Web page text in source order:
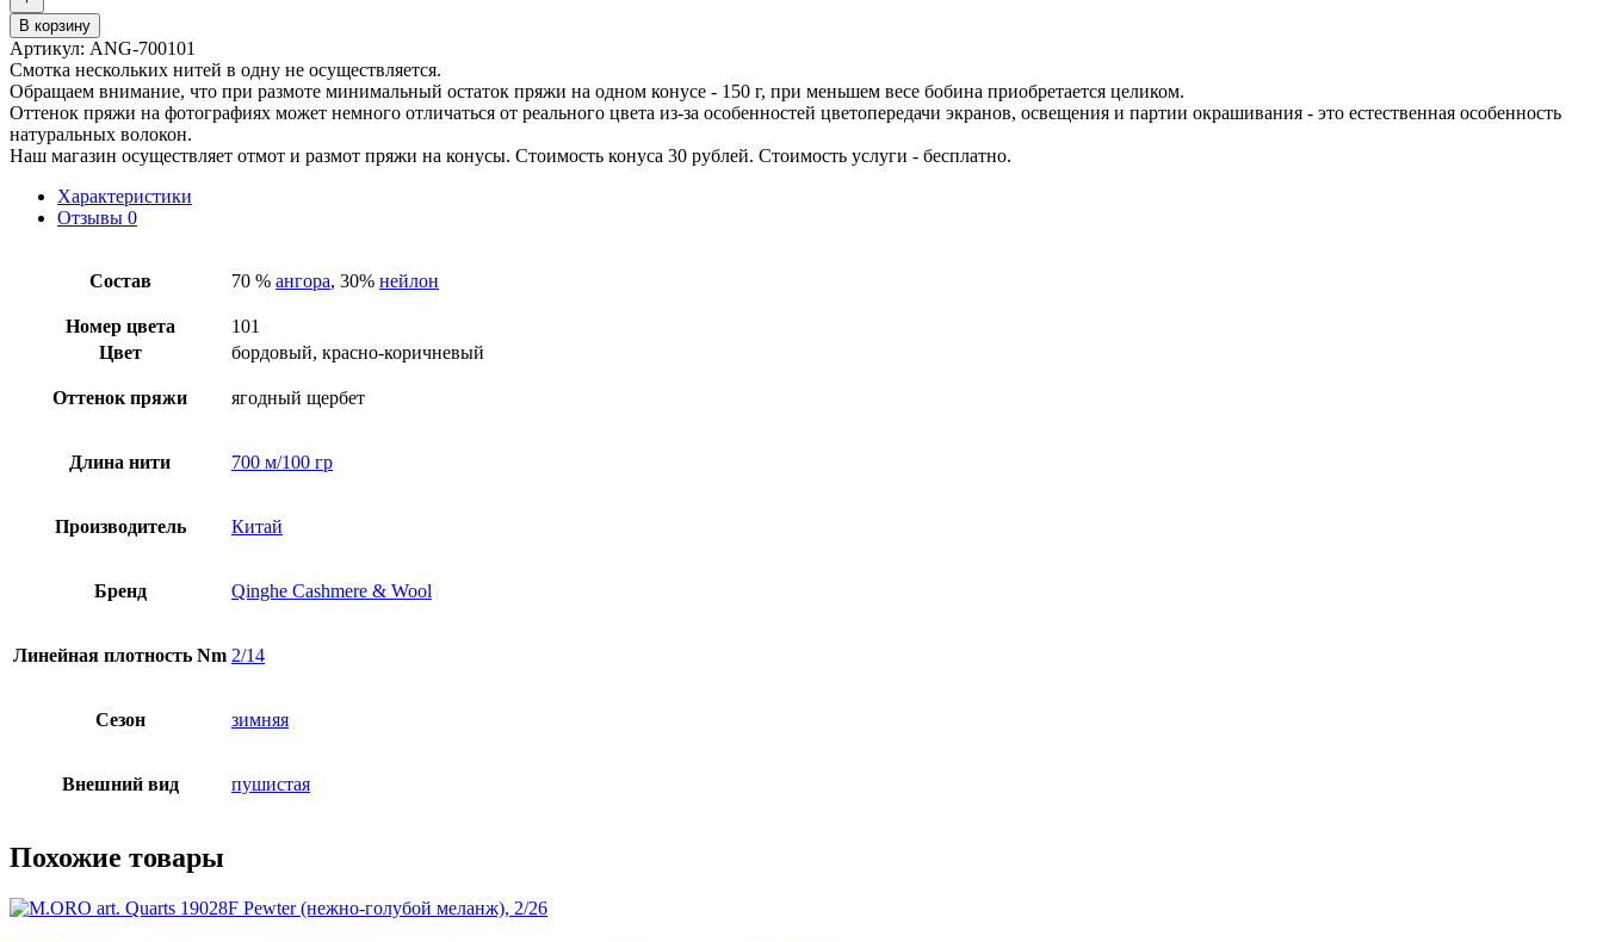
Ангора
70,101
ягодный
щербет,
2/14
В корзину
Артикул: ANG-700101
Смотка нескольких нитей в одну не осуществляется.
Обращаем внимание, что при размоте минимальный остаток пряжи на одном конусе - 150 г, при меньшем весе бобина приобретается целиком.
Оттенок пряжи на фотографиях может немного отличаться от реального цвета из-за особенностей цветопередачи экранов, освещения и партии окрашивания - это естественная особенность
натуральных волокон.
Наш магазин осуществляет отмот и размот пряжи на конусы. Стоимость конуса 30 рублей. Стоимость услуги - бесплатно.
Характеристики
Отзывы 0
Состав 70 % ангора, 30% нейлон
Номер цвета
101
Цвет
бордовый, красно-коричневый
Оттенок пряжи ягодный щербет
Длина нити 700 м/100 гр
Производитель Китай
Бренд Qinghe Cashmere & Wool
Линейная плотность Nm 2/14
Сезон зимняя
Внешний вид пушистая
Похожие товары